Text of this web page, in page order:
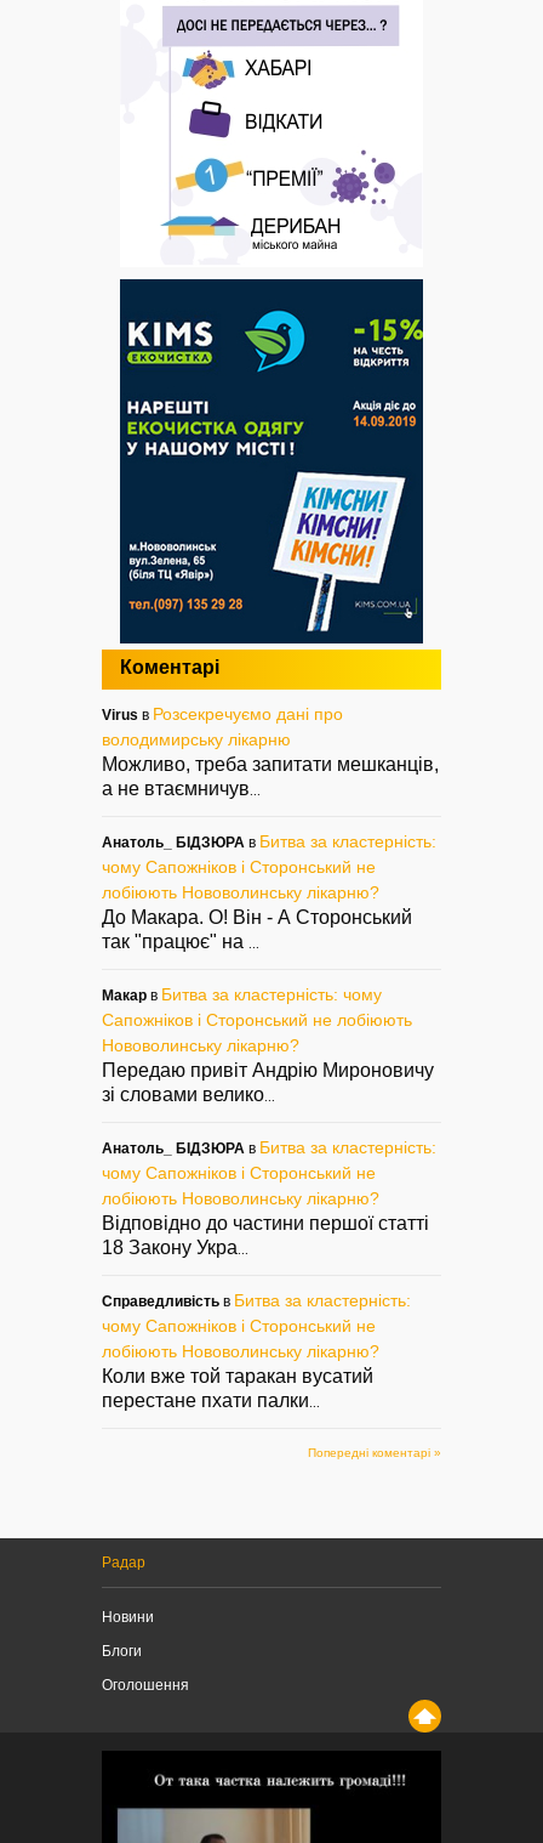
Коментарі
Virus в Розсекречуємо дані про
володимирську лікарню
Можливо, треба запитати мешканців,
а не втаємничув
Анатоль_ БІДЗЮРА в Битва за кластерність:
чому Сапожніков і Сторонський не
лобіюють Нововолинську лікарню?
До Макара. О! Він - А Сторонський
так "працює" на
Макар в Битва за кластерність: чому
Сапожніков і Сторонський не лобіюють
Нововолинську лікарню?
Передаю привіт Андрію Мироновичу
зі словами велико
Анатоль_ БІДЗЮРА в Битва за кластерність:
чому Сапожніков і Сторонський не
лобіюють Нововолинську лікарню?
Відповідно до частини першої статті
18 Закону Укра
Справедливість в Битва за кластерність:
чому Сапожніков і Сторонський не
лобіюють Нововолинську лікарню?
Коли вже той таракан вусатий
перестане пхати палки
Попередні коментарі »
Радар
Новини
Блоги
Оголошення